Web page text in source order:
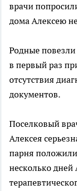
врачи
дома Алексею
Родные
в первый раз
отсутствия
документов.
Поселковый
Алексея
парня
несколько дней